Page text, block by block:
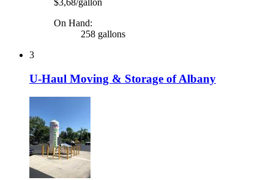
$3,68/gallon
On Hand:
258 gallons
3
U-Haul Moving & Storage of Albany